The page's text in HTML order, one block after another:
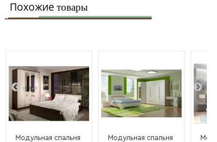
Похожие товары
Модульная спальня
Модульная спальня